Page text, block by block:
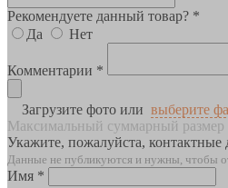
Рекомендуете данный товар? *
Да
Нет
Комментарии *
Загрузите фото или выберите
Максимальный суммарный
Укажите, пожалуйста, контактные
Данные не публикуются и нужны, чтобы
Имя *